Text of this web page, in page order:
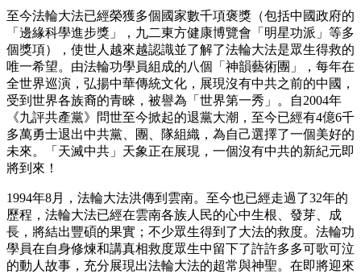
至今法輪大法已經榮獲多個國家數千項褒獎（包括中國政府的
「邊緣科學進步獎」，九二東方健康博覽會「明星功派」等多
個獎項），使世人越來越認識並了解了法輪大法是眾生得救的
唯一希望。由法輪功學員組成的八個「神韻藝術團」，每年在
全世界巡演，弘揚中華傳統文化，展現沒有中共之前的中國，
受到世界各族裔的青睞，被譽為「世界第一秀」。自2004年
《九評共產黨》問世至今掀起的退黨大潮，至今已經有4億6千
多萬勇士退出中共黨、團、隊組織，為自己選擇了一個美好的
未來。「天滅中共」天象正在展現，一個沒有中共的新紀元即
將到來！
1994年8月，法輪大法洪傳到雲南。至今也已經走過了32年的
歷程，法輪大法已經在雲南各族人民的心中生根、發芽、成
長，將結出豐碩的果實；不少眾生得到了大法的救度。法輪功
學員在自身修煉和講真相救度眾生中留下了許許多多可歌可泣
的動人故事，充分展現出法輪大法的超常與神聖。在即將迎來